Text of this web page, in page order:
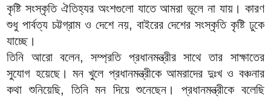
কৃষ্টি সংস্কৃতি ঐতিহ্যর অংশগুলো যাতে আমরা ভূলে না যায়। কারণ
শুধু পার্বত্য চট্টগ্রাম ও দেশে নয়, বাইরের দেশের সংস্কৃতি কৃষ্টি ঢুকে
যাচ্ছে।
তিনি আরো বলেন, সম্প্রতি প্রধানমন্ত্রীর সাথে তার সাক্ষাতের
সুযোগ হয়েছে। মন খুলে প্রধানমন্ত্রীকে আমরাদের দুঃখ ও বঞ্চনার
কথা শুনিয়েছি, তিনি মন দিয়ে শুনেছেন। প্রধানমন্ত্রীকে বলেছি